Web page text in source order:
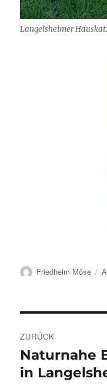
Langelsheimer
Autor
Friedhelm Möse
ZURÜCK
Vorheriger
Beitrag:
Naturnahe
in